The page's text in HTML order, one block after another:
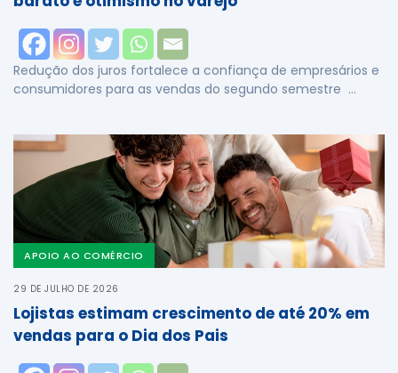
Redução dos juros fortalece a confiança de empresários e
consumidores para as vendas do segundo semestre …
APOIO AO COMÉRCIO
29 DE JULHO DE 2026
Lojistas estimam crescimento de até 20% em
vendas para o Dia dos Pais